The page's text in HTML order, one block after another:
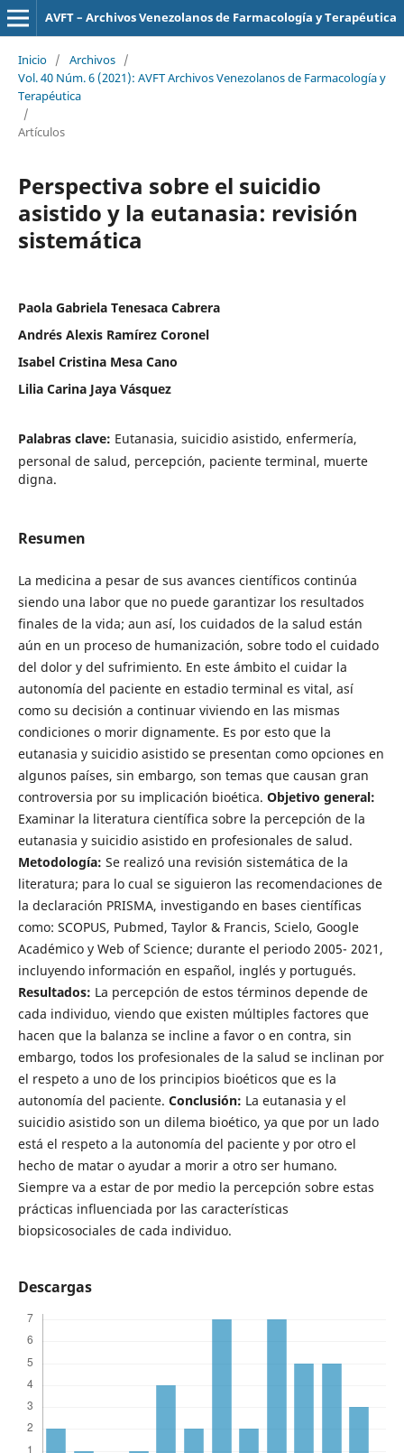
AVFT – Archivos Venezolanos de Farmacología y Terapéutica
Inicio / Archivos /
Vol. 40 Núm. 6 (2021): AVFT Archivos Venezolanos de Farmacología y
Terapéutica
/
Artículos
Perspectiva sobre el suicidio
asistido y la eutanasia: revisión
sistemática
Paola Gabriela Tenesaca Cabrera
Andrés Alexis Ramírez Coronel
Isabel Cristina Mesa Cano
Lilia Carina Jaya Vásquez
Palabras clave: Eutanasia, suicidio asistido, enfermería,
personal de salud, percepción, paciente terminal, muerte
digna.
Resumen
La medicina a pesar de sus avances científicos continúa
siendo una labor que no puede garantizar los resultados
finales de la vida; aun así, los cuidados de la salud están
aún en un proceso de humanización, sobre todo el cuidado
del dolor y del sufrimiento. En este ámbito el cuidar la
autonomía del paciente en estadio terminal es vital, así
como su decisión a continuar viviendo en las mismas
condiciones o morir dignamente. Es por esto que la
eutanasia y suicidio asistido se presentan como opciones en
algunos países, sin embargo, son temas que causan gran
controversia por su implicación bioética. Objetivo general:
Examinar la literatura científica sobre la percepción de la
eutanasia y suicidio asistido en profesionales de salud.
Metodología: Se realizó una revisión sistemática de la
literatura; para lo cual se siguieron las recomendaciones de
la declaración PRISMA, investigando en bases científicas
como: SCOPUS, Pubmed, Taylor & Francis, Scielo, Google
Académico y Web of Science; durante el periodo 2005- 2021,
incluyendo información en español, inglés y portugués.
Resultados: La percepción de estos términos depende de
cada individuo, viendo que existen múltiples factores que
hacen que la balanza se incline a favor o en contra, sin
embargo, todos los profesionales de la salud se inclinan por
el respeto a uno de los principios bioéticos que es la
autonomía del paciente. Conclusión: La eutanasia y el
suicidio asistido son un dilema bioético, ya que por un lado
está el respeto a la autonomía del paciente y por otro el
hecho de matar o ayudar a morir a otro ser humano.
Siempre va a estar de por medio la percepción sobre estas
prácticas influenciada por las características
biopsicosociales de cada individuo.
Descargas